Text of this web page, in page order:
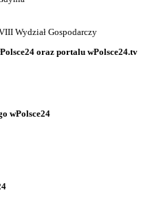
Wydział Gospodarczy
oraz portalu wPolsce24.tv
wPolsce24